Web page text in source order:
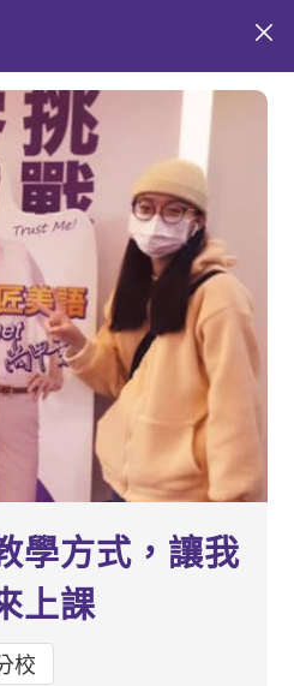
學方式，讓我
上課
校